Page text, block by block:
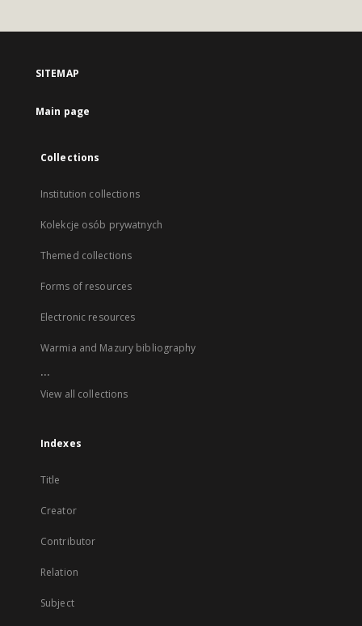
SITEMAP
Main page
Collections
Institution collections
Kolekcje osób prywatnych
Themed collections
Forms of resources
Electronic resources
Warmia and Mazury bibliography
...
View all collections
Indexes
Title
Creator
Contributor
Relation
Subject